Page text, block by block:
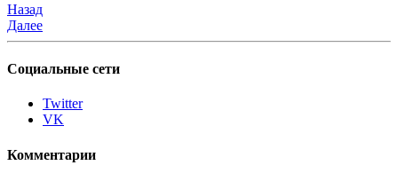
Назад
Далее
Социальные сети
Twitter
VK
Комментарии